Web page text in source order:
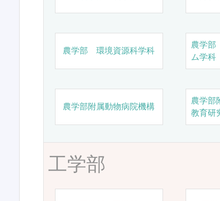
農学部 環境資源科学科
農学
ム学科
農学部附属動物病院機構
農学部
教育研
工学部